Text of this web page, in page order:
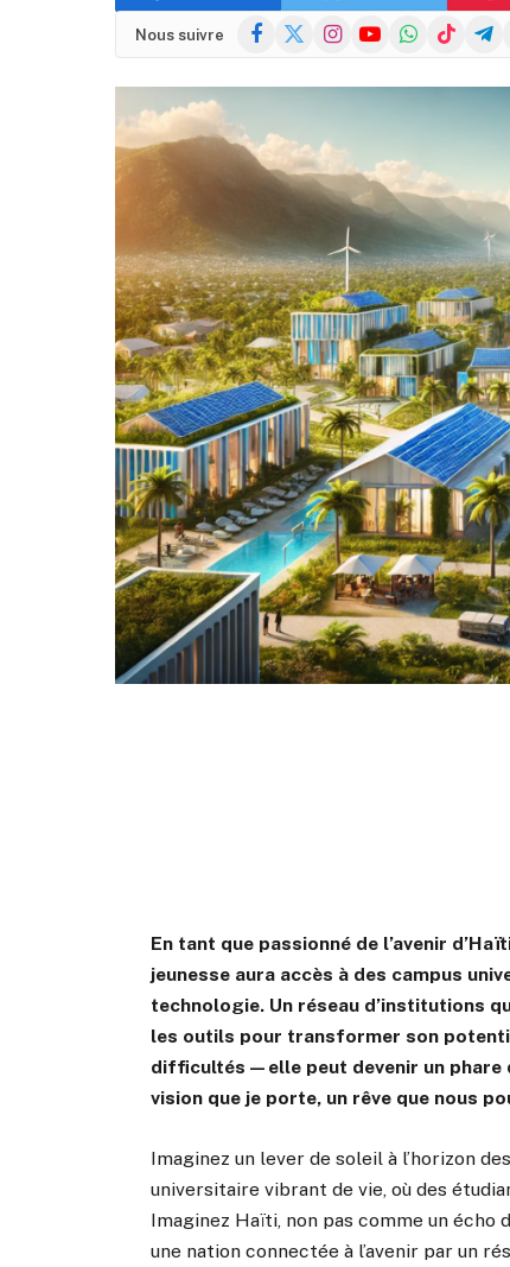
Nous suivre Facebook
X
InstagramYouTubeWhatsAppTikTok
En tant que passionné de l’avenir
jeunesse aura accès à des campus
technologie. Un réseau d’institutions
les outils pour transformer son
difficultés—elle peut devenir un phare
vision que je porte, un rêve que nous
Imaginez un lever de soleil à l’horizon
universitaire vibrant de vie, où des
Imaginez Haïti, non pas comme un écho
une nation connectée à l’avenir par un